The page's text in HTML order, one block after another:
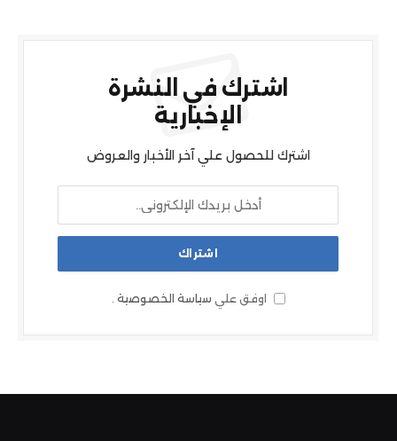
اشترك في النشرة
الإخبارية
اشترك للحصول علي آخر الأخبار والعروض
اوفق علي سياسة الخصوصية .